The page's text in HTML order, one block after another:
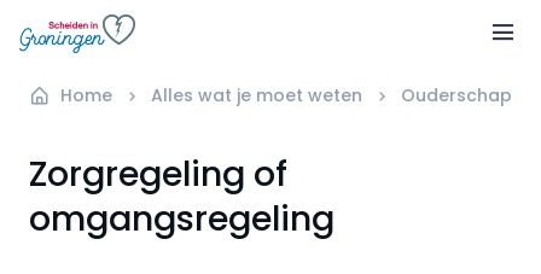
Home Alles wat je moet weten Ouderschap
Zorgregeling of
omgangsregeling